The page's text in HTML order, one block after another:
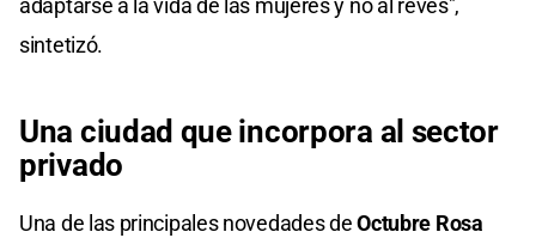
adaptarse a la vida de las mujeres y no al revés",
sintetizó.
Una ciudad que incorpora al sector
privado
Una de las principales novedades deOctubre Rosa